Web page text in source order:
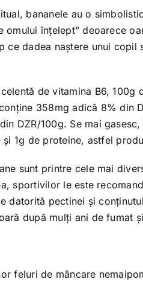
bananele au o
omului înțelept” deoarece
ce dadea naștere unui
de vitamina B6,
358mg adică 8% din
DZR/100g. Se mai
1g de proteine, astfel
sunt printre cele mai
sportivilor le este
datorită pectinei și
după mulți ani de
feluri de mâncare